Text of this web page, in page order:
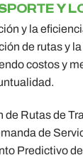
Y
y la
de rutas y
costos y
Rutas de
de
Predictivo